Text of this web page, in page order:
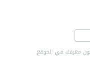
معرفك في الموقع.